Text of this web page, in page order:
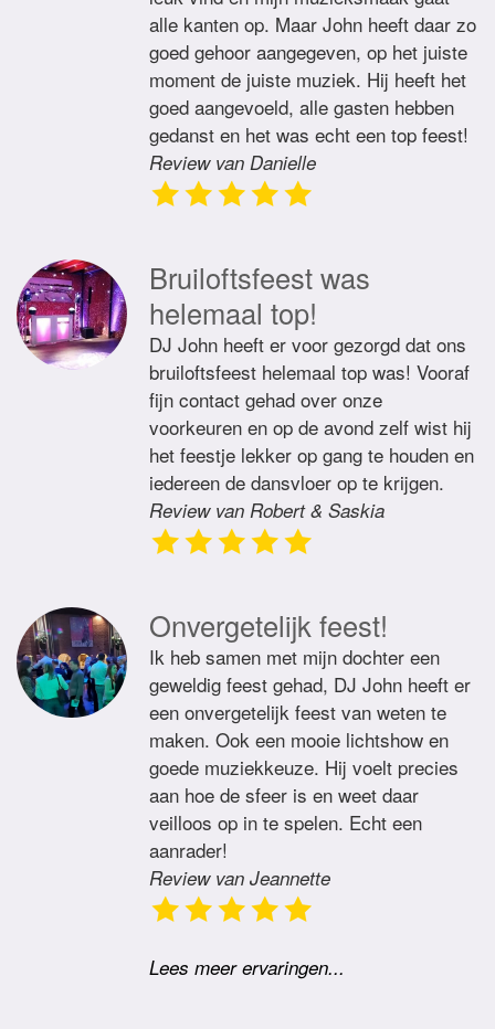
alle kanten op. Maar John heeft daar zo
goed gehoor aangegeven, op het juiste
moment de juiste muziek. Hij heeft het
goed aangevoeld, alle gasten hebben
gedanst en het was echt een top feest!
Review van Danielle
Bruiloftsfeest was
helemaal top!
DJ John heeft er voor gezorgd dat ons
bruiloftsfeest helemaal top was! Vooraf
fijn contact gehad over onze
voorkeuren en op de avond zelf wist hij
het feestje lekker op gang te houden en
iedereen de dansvloer op te krijgen.
Review van Robert & Saskia
Onvergetelijk feest!
Ik heb samen met mijn dochter een
geweldig feest gehad, DJ John heeft er
een onvergetelijk feest van weten te
maken. Ook een mooie lichtshow en
goede muziekkeuze. Hij voelt precies
aan hoe de sfeer is en weet daar
veilloos op in te spelen. Echt een
aanrader!
Review van Jeannette
Lees meer ervaringen...